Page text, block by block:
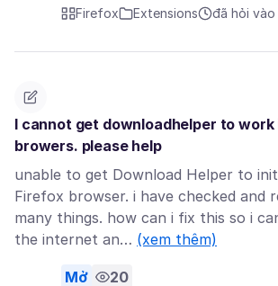
Firefox Extensions đã hỏi
I cannot get downloadhelper to work
browers. please help
unable to get Download Helper to
Firefox browser. i have checked and
many things. how can i fix this so i
the internet an… (xem thêm)
Mở 20